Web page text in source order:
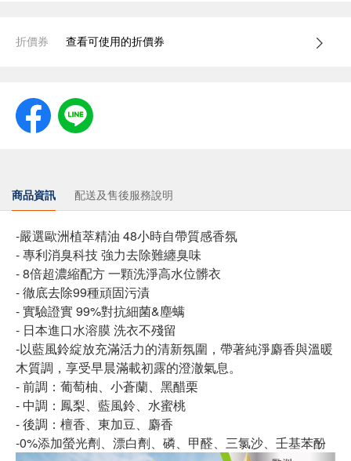
折價券 查看可使用的折價券
商品資訊 配送及售後服務說明
-嚴選歐洲植萃精油 48小時自帶質感香氛
- 專利消臭科技 強力去除難纏臭味
- 8倍超濃縮配方 一顆洗淨高水位髒衣
- 徹底去除99種頑固污漬
- 實驗證實 99%對抗細菌&塵螨
- 日本進口水溶膜 洗衣不殘留
-以藍風鈴綻放充滿活力的清新氛圍，帶著純淨麝香與溫暖
木質調，享受早晨滿載初露的澄澈氣息。
- 前調：葡萄柚、小蒼蘭、黑醋栗
- 中調：鳳梨、藍風鈴、水蜜桃
- 後調：檀香、東加豆、麝香
-0%添加螢光劑、漂白劑、磷、甲醛、三氯沙、壬基苯酚